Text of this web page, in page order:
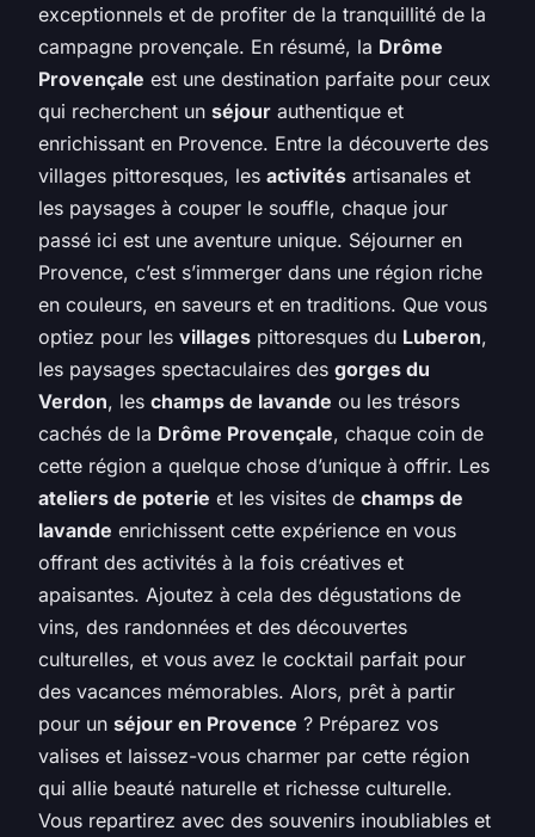
exceptionnels et de profiter de la tranquillité de la
campagne provençale. En résumé, la Drôme
Provençale est une destination parfaite pour ceux
qui recherchent un séjour authentique et
enrichissant en Provence. Entre la découverte des
villages pittoresques, les activités artisanales et
les paysages à couper le souffle, chaque jour
passé ici est une aventure unique. Séjourner en
Provence, c’est s’immerger dans une région riche
en couleurs, en saveurs et en traditions. Que vous
optiez pour les villages pittoresques du Luberon,
les paysages spectaculaires des gorges du
Verdon, les champs de lavande ou les trésors
cachés de la Drôme Provençale, chaque coin de
cette région a quelque chose d’unique à offrir. Les
ateliers de poterie et les visites de champs de
lavande enrichissent cette expérience en vous
offrant des activités à la fois créatives et
apaisantes. Ajoutez à cela des dégustations de
vins, des randonnées et des découvertes
culturelles, et vous avez le cocktail parfait pour
des vacances mémorables. Alors, prêt à partir
pour un séjour en Provence ? Préparez vos
valises et laissez-vous charmer par cette région
qui allie beauté naturelle et richesse culturelle.
Vous repartirez avec des souvenirs inoubliables et